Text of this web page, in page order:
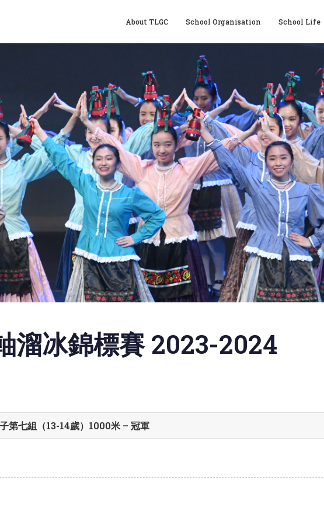
About TLGC School Organisation School Life
溜冰錦標賽 2023-2024
第七組（13-14歲）1000米 – 冠軍